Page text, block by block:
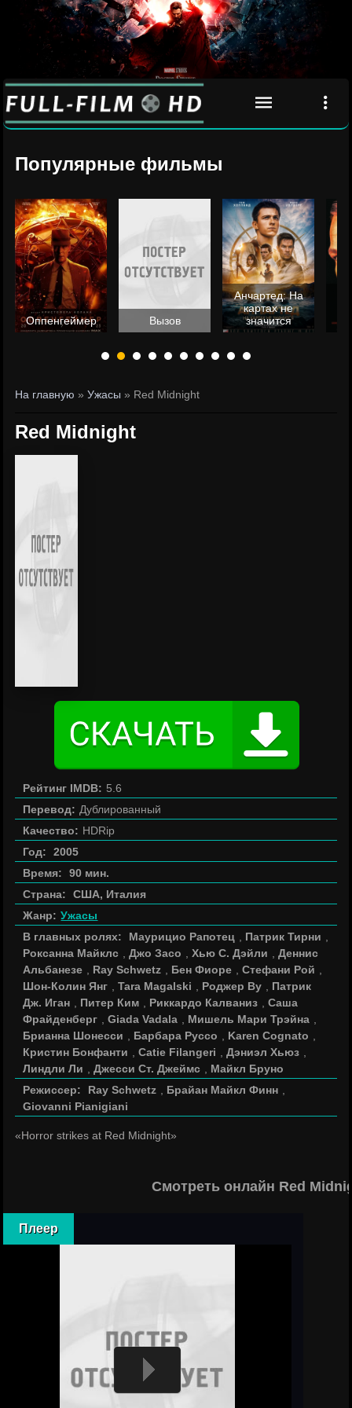
Популярные фильмы
Оппенгеймер Вызов
Анчартед: На
картах не
значится
На главную »Ужасы » Red Midnight
Red Midnight
Рейтинг IMDB: 5.6
Перевод: Дублированный
Качество: HDRip
Год:
2005
Время:
90 мин.
Страна:
США, Италия
Жанр: Ужасы
В главных ролях:
Маурицио Рапотец Патрик Тирни
Роксанна Майклс
,Джо Засо ,Хью С. Дэйли ,Деннис
Альбанезе
Ray Schwetz Бен Фиоре ,Стефани Рой
Шон-Колин Янг
,Tara Magalski Роджер Ву
Патрик
Дж. Иган
Питер Ким Риккардо Калваниз ,Саша
Фрайденберг
,Giada Vadala Мишель Мари Трэйна
Брианна Шонесси
Барбара Руссо Karen Cognato
Кристин Бонфанти
,Catie Filangeri ,Дэниэл Хьюз
Линдли Ли
,Джесси Ст. Джеймс
Майкл Бруно
Режиссер:
Ray Schwetz Брайан Майкл Финн
Giovanni Pianigiani
«Horror strikes at Red Midnight»
Смотреть онлайн Red
Плеер